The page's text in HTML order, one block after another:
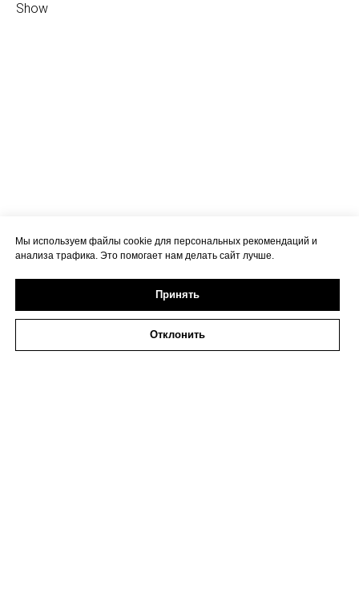
Show
Мы используем файлы cookie для персональных рекомендаций и
анализа трафика. Это помогает нам делать сайт лучше.
Принять
Отклонить